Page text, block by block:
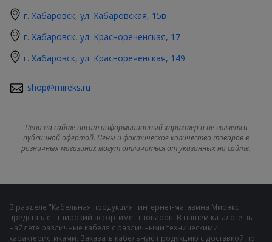
г. Хабаровск, ул. Хабаровская, 15в
г. Хабаровск, ул. Краснореченская, 17
г. Хабаровск, ул. Краснореченская, 149
shop@mireks.ru
Цена на сайте носит информационный характер и не является
публичной офертой. Цены и фактическое количество товаров в
розничных магазинах могут отличаться от указанных на сайте.
В разделе "Кабельная продукция" интернет-магазина Мирэкс
представлен широкий ассортимент товаров. В нашем каталоге вы
найдете различные кабеля с различными техническими
характеристиками. Заказать кабельную продукцию с доставкой по